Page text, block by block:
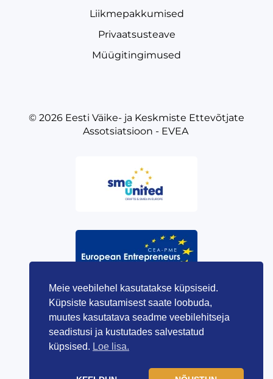
Liikmepakkumised
Privaatsusteave
Müügitingimused
© 2026 Eesti Väike- ja Keskmiste Ettevõtjate
Assotsiatsioon - EVEA
Meie veebilehel kasutatakse küpsiseid.
Küpsiste kasutamisest saate loobuda,
muutes kasutatava seadme veebilehitseja
seadistusi ja kustutades salvestatud
küpsised. Loe lisa.